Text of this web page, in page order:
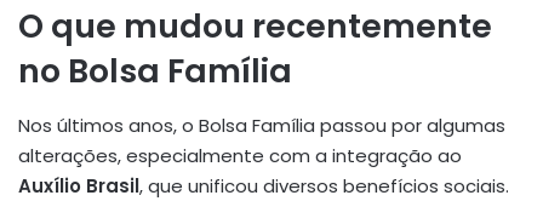
O que mudou recentemente
no Bolsa Família
Nos últimos anos, o Bolsa Família passou por algumas
alterações, especialmente com a integração ao
Auxílio Brasil, que unificou diversos benefícios sociais.